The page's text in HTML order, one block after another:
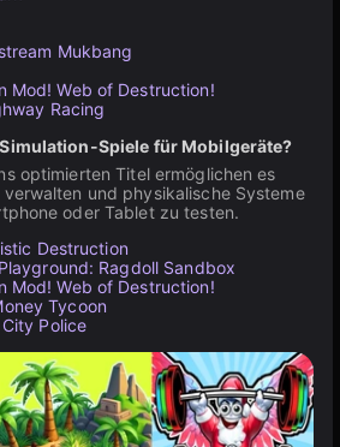
Mukbang
Mod! Web of Destruction!
Racing
Spiele für Mobilgeräte?
optimierten Titel ermöglichen es
verwalten und physikalische Systeme
oder Tablet zu testen.
Destruction
Ragdoll Sandbox
Mod! Web of Destruction!
Tycoon
Police